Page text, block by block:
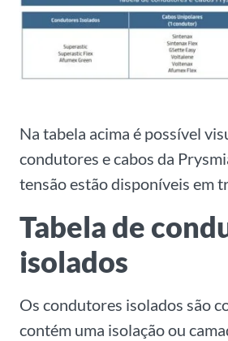
Na tabela acima é possível
condutores e cabos da
tensão estão disponíveis em
Tabela de
isolados
Os condutores isolados são
contém uma isolação ou